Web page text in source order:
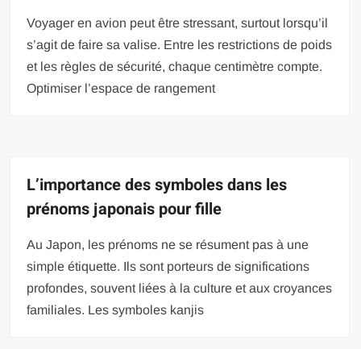
Voyager en avion peut être stressant, surtout lorsqu’il
s’agit de faire sa valise. Entre les restrictions de poids
et les règles de sécurité, chaque centimètre compte.
Optimiser l’espace de rangement
L’importance des symboles dans les
prénoms japonais pour fille
Au Japon, les prénoms ne se résument pas à une
simple étiquette. Ils sont porteurs de significations
profondes, souvent liées à la culture et aux croyances
familiales. Les symboles kanjis